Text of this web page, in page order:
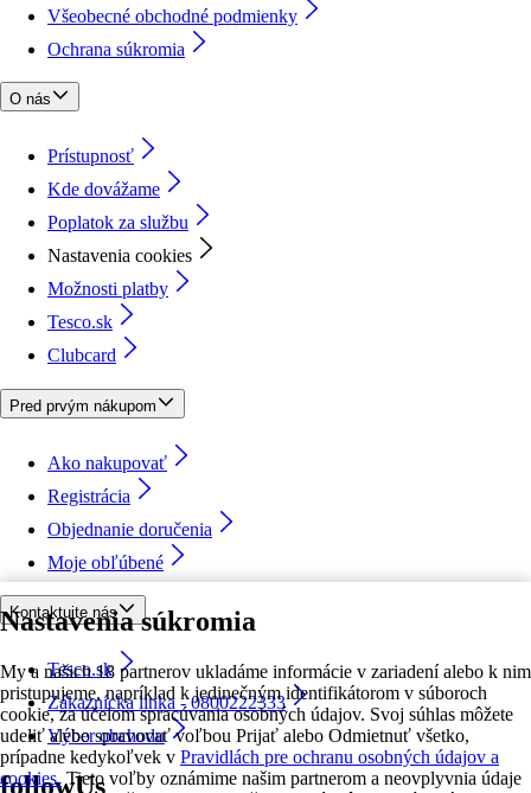
Nastavenia súkromia
My a našich 18 partnerov ukladáme informácie v zariadení alebo k nim
pristupujeme, napríklad k jedinečným identifikátorom v súboroch
cookie, za účelom spracúvania osobných údajov. Svoj súhlas môžete
udeliť alebo spravovať voľbou Prijať alebo Odmietnuť všetko,
prípadne kedykoľvek v Pravidlách pre ochranu osobných údajov a
cookies. Tieto voľby oznámime našim partnerom a neovplyvnia údaje
Všeobecné obchodné podmienky
Ochrana súkromia
O nás
Prístupnosť
Kde dovážame
Poplatok za službu
Nastavenia cookies
Možnosti platby
Tesco.sk
Clubcard
Pred prvým nákupom
Ako nakupovať
Registrácia
Objednanie doručenia
Moje obľúbené
Kontaktujte nás
Tesco.sk
Zákaznícka linka - 0800222333
Výber obchodu
followUs